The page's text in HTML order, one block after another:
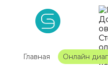
Онлайн
Главная